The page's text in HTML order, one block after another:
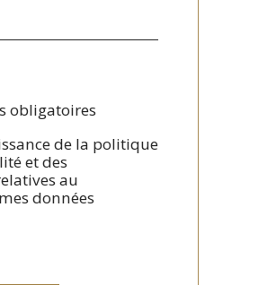
obligatoires
de la politique
et des
au
données